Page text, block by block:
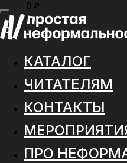
0 ₽
МЕНЮ
0
КАТАЛОГ
ЧИТАТЕЛЯМ
КОНТАКТЫ
ПРО